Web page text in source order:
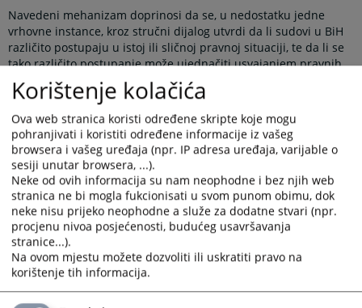
Navedeni mehanizam doprinosi da se, u nedostatku jedne
vrhovne instance, kroz stručni dijalog utvrdi da li sudovi u BiH
različito postupaju u istoj ili sličnoj pravnoj situaciji, te da li se
tako različito postupanje može ujednačiti usvajanjem pravnih
shvatanja na nivou sudova najviše instance. Javno objavljivanje
ovih shvatanja omogućava građanima i njihovim zastupnicima
korištenje istih prilikom ostvarivanja svojih prava pred sudom,
čime mogu osigurati veću pravnu sigurnost i jednakost pred
zakonom, bez obzira u kom dijelu države žive.
Novi koncept rada Panela predviđa održavanje većeg broja
sastanaka tokom godine, najmanje po jednog iz oblasti
krivičnog, građanskog i upravnog prava. Teme za sastanke
dogovaraju se na pripremnom sastanku, koji se održava
početkom svake kalendarske godine u prostorijama VSTV-a BiH.
Sastanci Panela se potom organizuju u sudovima najviše
instance, čime je napravljen iskorak u odnosu na raniju praksu
kada su se svi sastanci održavali isključivo u VSTV-u BiH.
Korištenje kolačića
Ova web stranica koristi određene skripte koje mogu
pohranjivati i koristiti određene informacije iz vašeg
browsera i vašeg uređaja (npr. IP adresa uređaja, varijable o
sesiji unutar browsera, ...).
Neke od ovih informacija su nam neophodne i bez njih web
stranica ne bi mogla fukcionisati u svom punom obimu, dok
neke nisu prijeko neophodne a služe za dodatne stvari (npr.
procjenu nivoa posjećenosti, budućeg usavršavanja
stranice...).
Na ovom mjestu možete dozvoliti ili uskratiti pravo na
korištenje tih informacija.